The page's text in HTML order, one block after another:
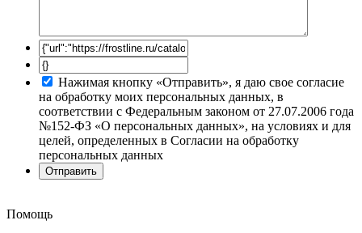
Нажимая кнопку «Отправить», я даю свое согласие
на обработку моих персональных данных, в
соответствии с Федеральным законом от 27.07.2006 года
№152-ФЗ «О персональных данных», на условиях и для
целей, определенных в Согласии на обработку
персональных данных
Помощь